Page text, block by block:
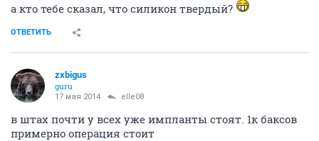
а кто тебе сказал, что силикон твердый?
ОТВЕТИТЬ
zxbigus
guru
17 мая 2014 elle08
в штах почти у всех уже импланты стоят. 1к баксов
примерно операция стоит